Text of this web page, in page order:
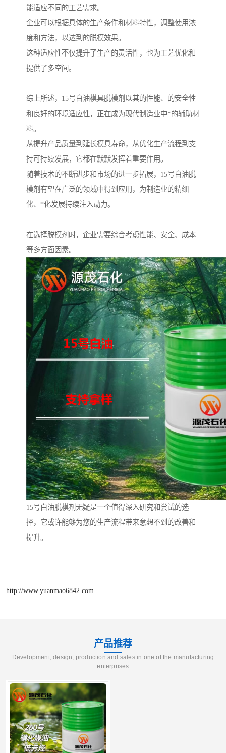
能适应不同的工艺需求。
企业可以根据具体的生产条件和材料特性，调整使用浓
度和方法，以达到的脱模效果。
这种适应性不仅提升了生产的灵活性，也为工艺优化和
提供了多空间。
综上所述，15号白油模具脱模剂以其的性能、的安全性
和良好的环境适应性，正在成为现代制造业中*的辅助材
料。
从提升产品质量到延长模具寿命，从优化生产流程到支
持可持续发展，它都在默默发挥着重要作用。
随着技术的不断进步和市场的进一步拓展，15号白油脱
模剂有望在广泛的领域中得到应用，为制造业的精细
化、*化发展持续注入动力。
在选择脱模剂时，企业需要综合考虑性能、安全、成本
等多方面因素。
15号白油脱模剂无疑是一个值得深入研究和尝试的选
择，它或许能够为您的生产流程带来意想不到的改善和
提升。
http://www.yuanmao6842.com
产品推荐
Development, design, production and sales in one of the manufacturing
enterprises